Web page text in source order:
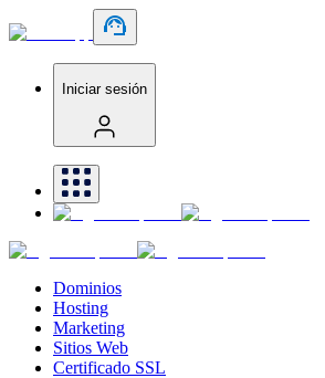
Iniciar sesión
Dominios
Hosting
Marketing
Sitios Web
Certificado SSL